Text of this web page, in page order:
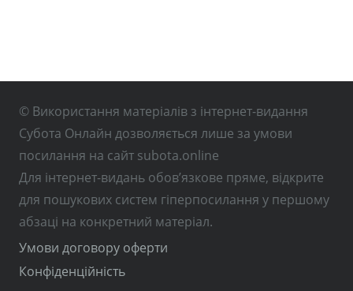
© Використання матеріалів з інтернет-видання
Субота Онлайн дозволяється лише за умови
посилання на сайт subota.online
Для інтернет-видань обов’язкове пряме, відкрите
для пошукових систем гіперпосилання у першому
абзаці на конкретний матеріал.
Умови договору оферти
Конфіденційність